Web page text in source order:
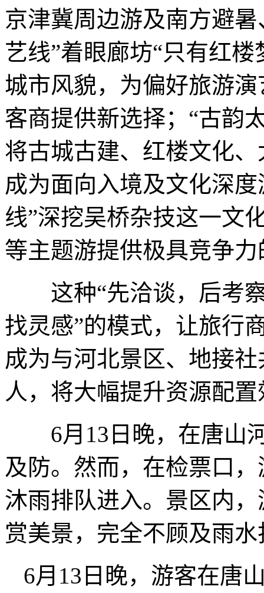
京津冀周边游及南方避
艺线”着眼廊坊“只有红
城市风貌，为偏好旅游
客商提供新选择；“古韵
将古城古建、红楼文化
成为面向入境及文化深
线”深挖吴桥杂技这一文
等主题游提供极具竞争
这种“先洽谈，后考察
找灵感”的模式，让旅行
成为与河北景区、地接
人，将大幅提升资源配
6月13日晚，在唐山河
及防。然而，在检票口
沐雨排队进入。景区内
赏美景，完全不顾及雨
6月13日晚，游客在唐